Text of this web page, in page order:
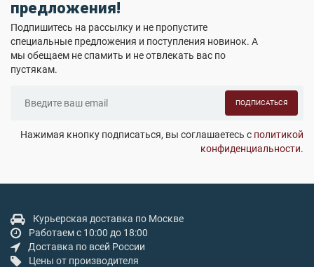
предложения!
Подпишитесь на рассылку и не пропустите
специальные предложения и поступления новинок. А
мы обещаем не спамить и не отвлекать вас по
пустякам.
ПОДПИСАТЬСЯ
Нажимая кнопку подписаться, вы соглашаетесь с политикой
конфиденциальности.
Курьерская доставка по Москве
Работаем с 10:00 до 18:00
Доставка по всей России
Цены от производителя